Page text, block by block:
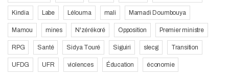
Kindia Labe Lélouma mali Mamadi Doumbouya
Mamou mines N'zérékoré Opposition Premier ministre
RPG Santé Sidya Touré Siguiri slecg Transition
UFDG UFR violences Éducation économie